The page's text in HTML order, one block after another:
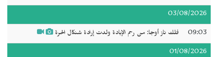
03/08/2026
09:03 فلك ناز أوجا: من رحم الإبادة ولدت إرادة شنكال الحرة
01/08/2026